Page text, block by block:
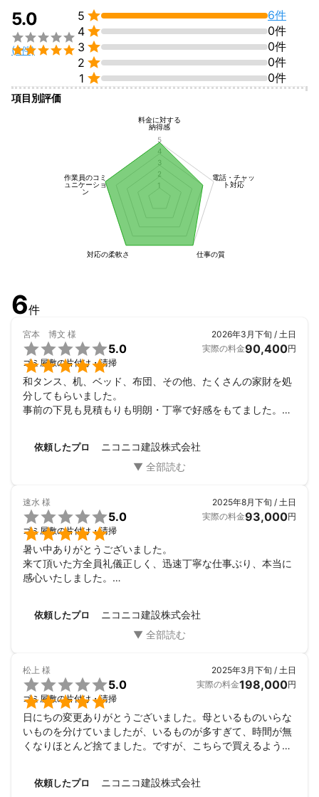
これまでに福山市での15mの大木伐採、笠岡市での庭石撤去処
分、倉敷市でのプレハブ小屋解体など、様々な現場での実績を重
ねてまいりました。
小さなお困りごともお気軽にご相談ください。丁寧な作業でお客
様のご要望にお応えします。
これまでの実績
倉敷市、プレハブ小屋解体
府中市、工場内階段ハツリ工事
広島県内一円、岡山県内一円、お見積りに伺います。
早く・綺麗に仕上げるのが得意です。
5.0


(6件)
5 
6件
4 
0件
3 
0件
2 
0件
1  0件
項目別評価
料金に対する
納得感
電話・チャッ
ト対応
仕事の質
対応の柔軟さ
作業員のコミ
ュニケーショ
ン
1
2
3
4
5
6件
宮本 博文 様


5.0
ゴミ屋敷の片付け・清掃
2026年3月下旬 / 土日
実際の料金90,400円
和タンス、机、ベッド、布団、その他、たくさんの家財を処
分してもらいました。
事前の下見も見積もりも明朗・丁寧で好感をもてました。
依頼したプロ ニコニコ建設株式会社
速水 様


5.0
ゴミ屋敷の片付け・清掃
2025年8月下旬 / 土日
実際の料金93,000円
暑い中ありがとうございました。
来て頂いた方全員礼儀正しく、迅速丁寧な仕事ぶり、本当に
感心いたしました。
本当にありがとうございました！
依頼したプロ ニコニコ建設株式会社
松上 様


5.0
ゴミ屋敷の片付け・清掃
2025年3月下旬 / 土日
実際の料金198,000円
日にちの変更ありがとうございました。母といるものいらな
いものを分けていましたが、いるものが多すぎて、時間が無
くなりほとんど捨てました。ですが、こちらで買えるような
依頼したプロ ニコニコ建設株式会社